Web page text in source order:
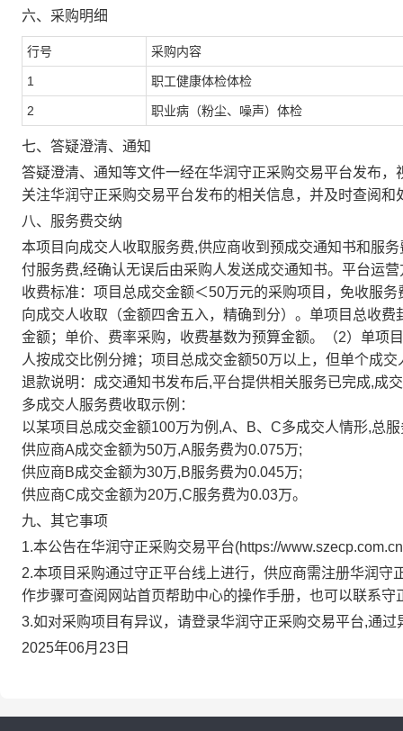
六、采购明细
行号 采购内容
1 职工健康体检体检
2 职业病（粉尘、噪声）体检
七、答疑澄清、通知
答疑澄清、通知等文件一经在华润守正采购交易平台发布，
关注华润守正采购交易平台发布的相关信息，并及时查阅和
八、服务费交纳
本项目向成交人收取服务费,供应商收到预成交通知书和服
付服务费,经确认无误后由采购人发送成交通知书。平台运
收费标准：项目总成交金额＜50万元的采购项目，免收服
向成交人收取（金额四舍五入，精确到分）。单项目总收
金额；单价、费率采购，收费基数为预算金额。（2）单项
人按成交比例分摊；项目总成交金额50万以上，但单个成
退款说明：成交通知书发布后,平台提供相关服务已完成,成
多成交人服务费收取示例：
以某项目总成交金额100万为例,A、B、C多成交人情形,总
供应商A成交金额为50万,A服务费为0.075万;
供应商B成交金额为30万,B服务费为0.045万;
供应商C成交金额为20万,C服务费为0.03万。
九、其它事项
1.本公告在华润守正采购交易平台(https://
2.本项目采购通过守正平台线上进行，供应商需注册华润守
作步骤可查阅网站首页帮助中心的操作手册，也可以联系守
3.如对采购项目有异议，请登录华润守正采购交易平台,通过
2025年06月23日